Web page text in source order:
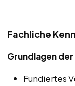
Fachliche
Grundlagen
Fundiertes